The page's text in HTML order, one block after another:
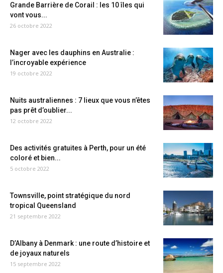
Grande Barrière de Corail : les 10 îles qui
vont vous...
26 octobre 2022
Nager avec les dauphins en Australie :
l’incroyable expérience
19 octobre 2022
Nuits australiennes : 7 lieux que vous n’êtes
pas prêt d’oublier...
12 octobre 2022
Des activités gratuites à Perth, pour un été
coloré et bien...
5 octobre 2022
Townsville, point stratégique du nord
tropical Queensland
21 septembre 2022
D’Albany à Denmark : une route d’histoire et
de joyaux naturels
15 septembre 2022